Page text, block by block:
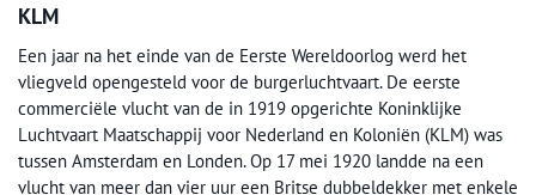
KLM
Een jaar na het einde van de Eerste Wereldoorlog werd het
vliegveld opengesteld voor de burgerluchtvaart. De eerste
commerciële vlucht van de in 1919 opgerichte Koninklijke
Luchtvaart Maatschappij voor Nederland en Koloniën (KLM) was
tussen Amsterdam en Londen. Op 17 mei 1920 landde na een
vlucht van meer dan vier uur een Britse dubbeldekker met enkele